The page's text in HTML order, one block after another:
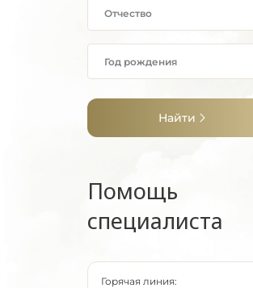
Найти
Помощь
специалиста
Горячая линия: